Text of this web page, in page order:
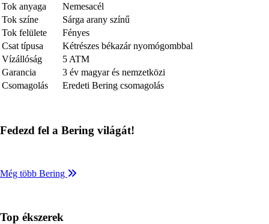
Tok anyaga
Nemesacél
Tok színe
Sárga arany színű
Tok felülete
Fényes
Csat típusa
Kétrészes békazár nyomógombbal
Vízállóság
5 ATM
Garancia
3 év magyar és nemzetközi
Csomagolás
Eredeti Bering csomagolás
Fedezd fel a Bering világát!
Még több Bering
Top ékszerek